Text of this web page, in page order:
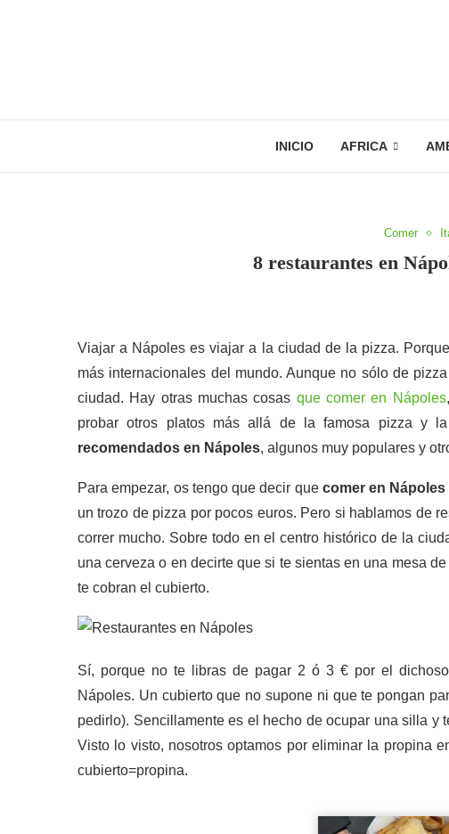
INICIO AFRICA
Comer
8 restaurantes en
Viajar a Nápoles es viajar a la ciudad de la pizza.
más internacionales del mundo. Aunque no sólo de
ciudad. Hay otras muchas cosas que comer en Nápoles
probar otros platos más allá de la famosa pizza y
recomendados en Nápoles, algunos muy populares y
Para empezar, os tengo que decir que comer en
un trozo de pizza por pocos euros. Pero si hablamos de
correr mucho. Sobre todo en el centro histórico de la
una cerveza o en decirte que si te sientas en una mesa
te cobran el cubierto.
Sí, porque no te libras de pagar 2 ó 3 € por el
Nápoles. Un cubierto que no supone ni que te pongan
pedirlo). Sencillamente es el hecho de ocupar una silla y
Visto lo visto, nosotros optamos por eliminar la propina
cubierto=propina.